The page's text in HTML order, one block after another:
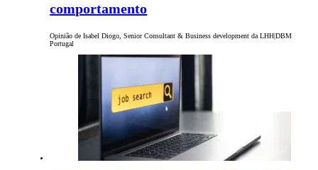
comportamento
Opinião de Isabel Diogo, Senior Consultant & Business development da LHH|DBM
Portugal